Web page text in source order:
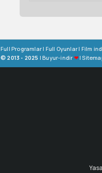
Full Programlar| Full Oyunlar| Film
© 2013 - 2025 |Buyur-indir ❤|